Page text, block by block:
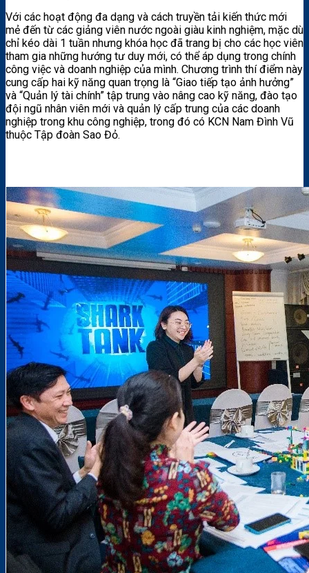
Với các hoạt động đa dạng và cách truyền tải kiến thức mới
mẻ đến từ các giảng viên nước ngoài giàu kinh nghiệm, mặc dù
chỉ kéo dài 1 tuần nhưng khóa học đã trang bị cho các học viên
tham gia những hướng tư duy mới, có thể áp dụng trong chính
công việc và doanh nghiệp của mình. Chương trình thí điểm này
cung cấp hai kỹ năng quan trọng là “Giao tiếp tạo ảnh hưởng”
và “Quản lý tài chính” tập trung vào nâng cao kỹ năng, đào tạo
đội ngũ nhân viên mới và quản lý cấp trung của các doanh
nghiệp trong khu công nghiệp, trong đó có KCN Nam Đình Vũ
thuộc Tập đoàn Sao Đỏ.